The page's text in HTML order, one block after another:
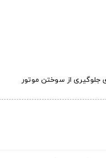
جلوگیری از سوختن موتور